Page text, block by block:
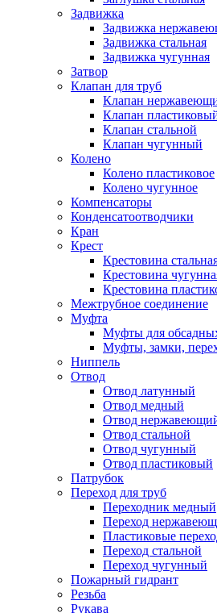
Задвижка
Задвижка
Задвижка стальная
Задвижка чугунная
Затвор
Клапан для труб
Клапан
Клапан
Клапан стальной
Клапан чугунный
Колено
Колено пластиковое
Колено чугунное
Компенсаторы
Конденсатоотводчики
Кран
Крест
Крестовина
Крестовина
Крестовина
Межтрубное соединение
Муфта
Муфты для
Муфты, замки,
Ниппель
Отвод
Отвод латунный
Отвод медный
Отвод
Отвод стальной
Отвод чугунный
Отвод пластиковый
Патрубок
Переход для труб
Переходник медный
Переход
Пластиковые
Переход стальной
Переход чугунный
Пожарный гидрант
Резьба
Рукава